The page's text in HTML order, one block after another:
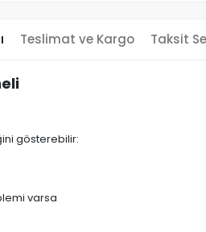
Teslimat ve Kargo Taksit
gösterebilir:
varsa